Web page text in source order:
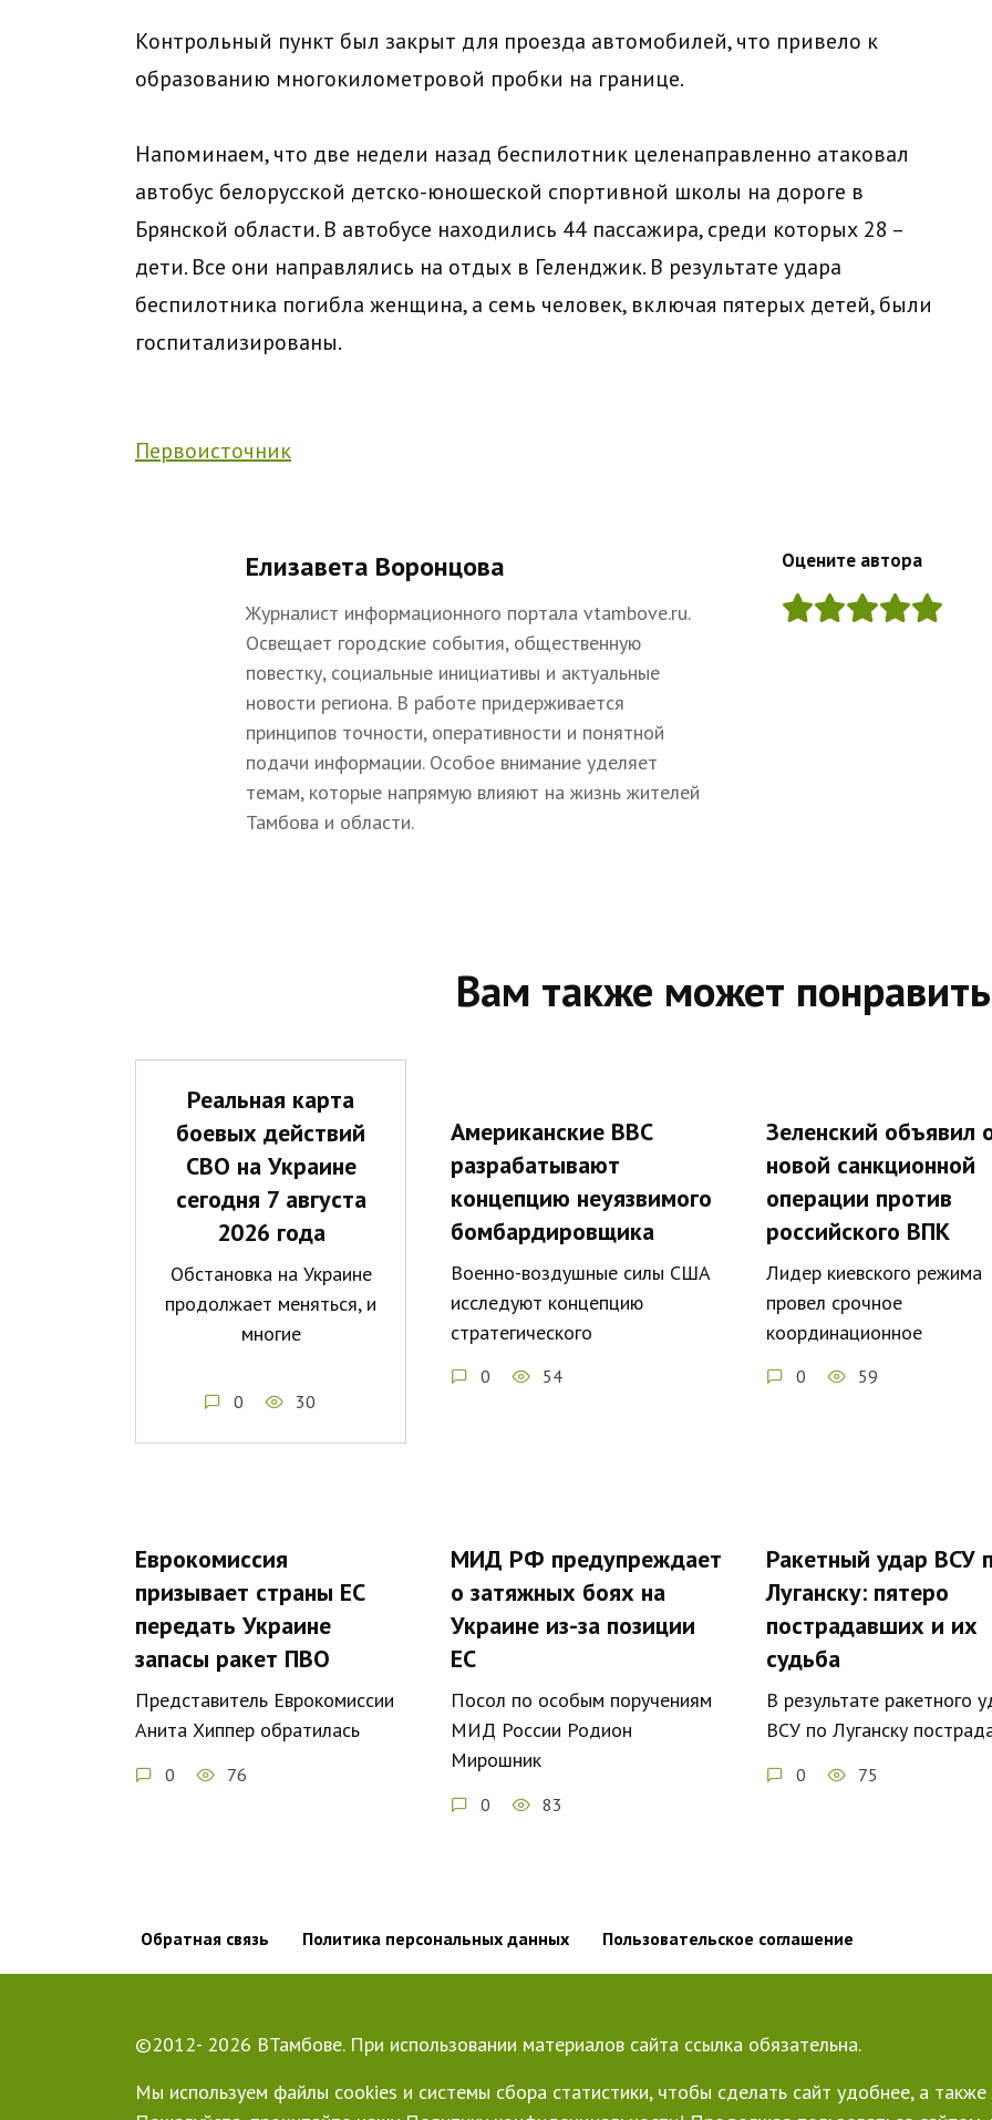
Контрольный пункт был закрыт для проезда автомобилей, что привело к
образованию многокилометровой пробки на границе.
Напоминаем, что две недели назад беспилотник целенаправленно атаковал
автобус белорусской детско-юношеской спортивной школы на дороге в
Брянской области. В автобусе находились 44 пассажира, среди которых 28 –
дети. Все они направлялись на отдых в Геленджик. В результате удара
беспилотника погибла женщина, а семь человек, включая пятерых детей, были
госпитализированы.
Первоисточник
Елизавета Воронцова
Журналист информационного портала vtambove.ru.
Освещает городские события, общественную
повестку, социальные инициативы и актуальные
новости региона. В работе придерживается
принципов точности, оперативности и понятной
подачи информации. Особое внимание уделяет
темам, которые напрямую влияют на жизнь жителей
Тамбова и области.
Оцените автора
Вам также может
Реальная карта
боевых действий
СВО на Украине
сегодня 7 августа
2026 года
Обстановка на Украине
продолжает меняться, и
многие
0 30
Американские ВВС
разрабатывают
концепцию неуязвимого
бомбардировщика
Военно-воздушные силы США
исследуют концепцию
стратегического
0 54
Зеленский объявил
новой санкционной
операции против
российского ВПК
Лидер киевского режима
провел срочное
координационное
0 59
Еврокомиссия
призывает страны ЕС
передать Украине
запасы ракет ПВО
Представитель Еврокомиссии
Анита Хиппер обратилась
0 76
МИД РФ предупреждает
о затяжных боях на
Украине из-за позиции
ЕС
Посол по особым поручениям
МИД России Родион
Мирошник
0 83
Ракетный удар ВСУ
Луганску: пятеро
пострадавших и их
судьба
В результате ракетного
ВСУ по Луганску
0 75
Обратная связь Политика персональных данных Пользовательское соглашение
©2012- 2026 ВТамбове. При использовании материалов сайта ссылка обязательна.
Мы используем файлы cookies и системы сбора статистики, чтобы сделать сайт удобнее, а